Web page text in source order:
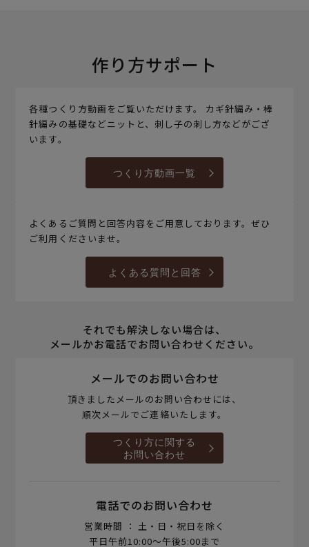
作り方サポート
各種つくり方動画をご覧いただけます。 カギ針編み・棒
針編みの基礎などニットと、刺し子の刺し方などがござ
います。
つくり方動画一覧
よくあるご質問と回答内容をご用意しております。ぜひ
ご利用くださいませ。
よくある質問と回答
それでも解決しない場合は、
メールかお電話でお問い合わせください。
メールでのお問い合わせ
頂きましたメールのお問い合わせには、
順次メールでご連絡いたします。
つくり方に関する
お問い合わせ
電話でのお問い合わせ
営業時間 ： 土・日・祝日を除く
平日午前10:00～午後5:00まで